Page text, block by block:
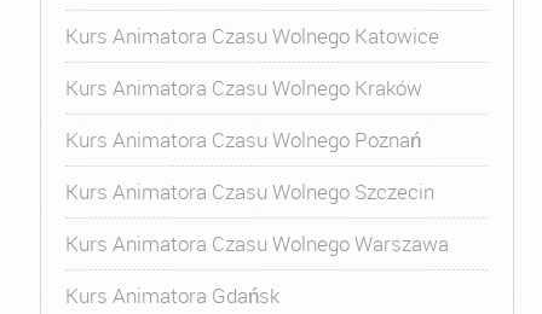
Kurs Animatora Czasu Wolnego Katowice
Kurs Animatora Czasu Wolnego Kraków
Kurs Animatora Czasu Wolnego Poznań
Kurs Animatora Czasu Wolnego Szczecin
Kurs Animatora Czasu Wolnego Warszawa
Kurs Animatora Gdańsk